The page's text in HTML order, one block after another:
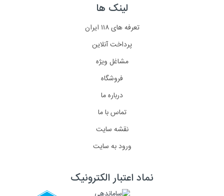
لینک ها
تعرفه های ۱۱۸ ایران
پرداخت آنلاین
مشاغل ویژه
فروشگاه
درباره ما
تماس با ما
نقشه سایت
ورود به سایت
نماد اعتبار الکترونیک